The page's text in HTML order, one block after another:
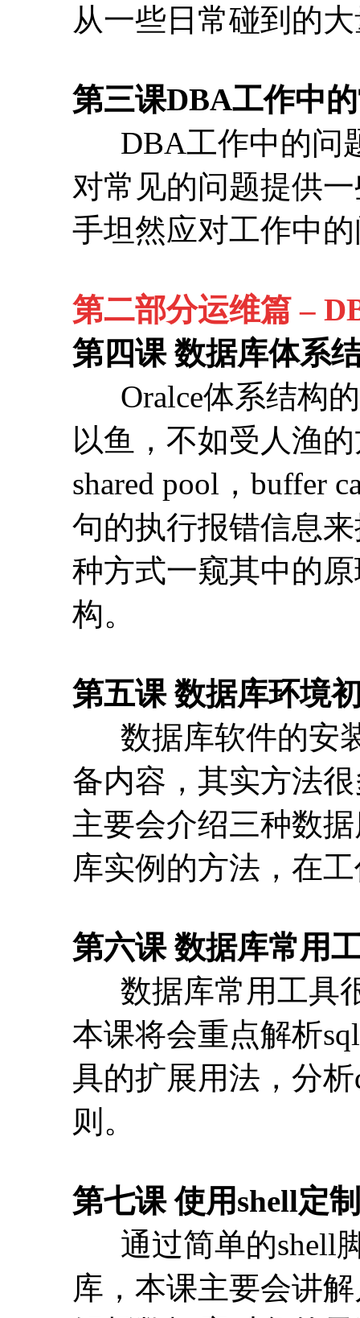
对常见的问题提供
第二部分运维篇 –
第四课 数据库体系
Oralce体系结构的
shared pool，buffer
句的执行报错信息
种方式一窥其中的
构。
第五课 数据库环境
数据库软件的安装
备内容，其实方法
库实例的方法，在
第六课 数据库常用
数据库常用工具很
本课将会重点解析
则。
第七课 使用shell定
通过简单的shell脚
库，本课主要会讲
几个独门脚本。
第八课 数据库对象